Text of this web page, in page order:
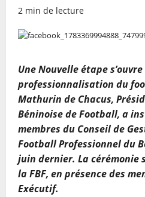
2 min de lecture
Une Nouvelle étape
professionnalisation du
Mathurin de Chacus,
Béninoise de Football, a
membres du Conseil de
Football Professionnel du
juin dernier. La cérémonie
la FBF, en présence des
Exécutif.